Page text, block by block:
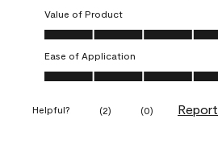
Value of Product
Value of Product, 5.0 out of 5
Ease of Application
Ease of Application, 5.0 out of 5
Helpful? (2) (0) Report